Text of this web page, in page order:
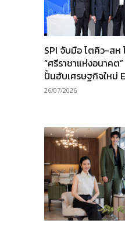
SPI จับมือ โตคิว-สห
“ศรีราชาแห่งอนาค
ปั้นฮับเศรษฐกิจใหม่
26/07/2026